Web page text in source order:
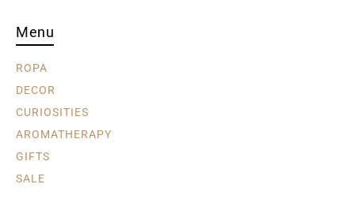
Menu
ROPA
DECOR
CURIOSITIES
AROMATHERAPY
GIFTS
SALE